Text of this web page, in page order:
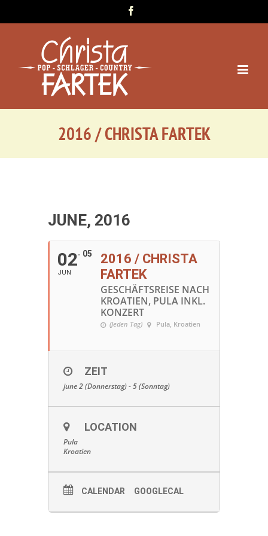
2016 / CHRISTA FARTEK
JUNE, 2016
02
JUN
05
2016 / CHRISTA
FARTEK
GESCHÄFTSREISE NACH
KROATIEN, PULA INKL.
KONZERT
(Jeden Tag) Pula, Kroatien
ZEIT
june 2 (Donnerstag) - 5 (Sonntag)
LOCATION
Pula
Kroatien
CALENDAR GOOGLECAL